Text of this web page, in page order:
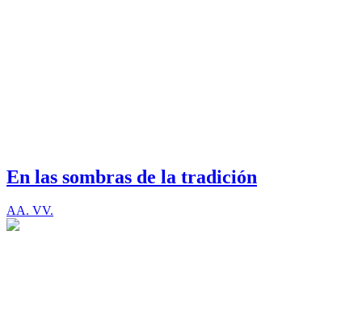
En las sombras de la tradición
AA. VV.